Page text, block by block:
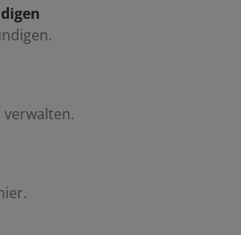
verwalten.